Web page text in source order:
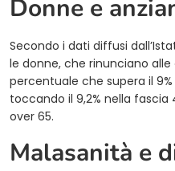
Donne e
Secondo i dati diffusi
le donne, che rinunciano alle
percentuale che supera il 9%
toccando il 9,2% nella fascia
over 65.
Malasanità e